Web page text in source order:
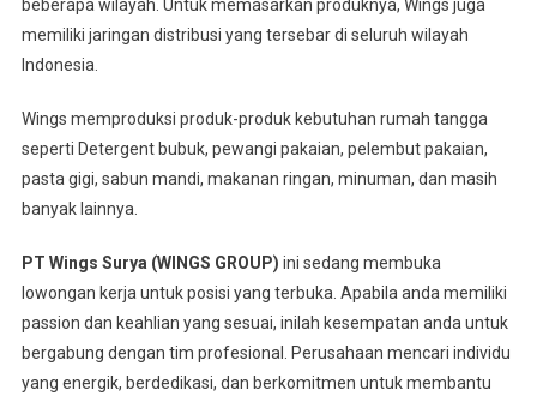
beberapa wilayah. Untuk memasarkan produknya, Wings juga
memiliki jaringan distribusi yang tersebar di seluruh wilayah
Indonesia.
Wings memproduksi produk-produk kebutuhan rumah tangga
seperti Detergent bubuk, pewangi pakaian, pelembut pakaian,
pasta gigi, sabun mandi, makanan ringan, minuman, dan masih
banyak lainnya.
PT Wings Surya (WINGS GROUP) ini sedang membuka
lowongan kerja untuk posisi yang terbuka. Apabila anda memiliki
passion dan keahlian yang sesuai, inilah kesempatan anda untuk
bergabung dengan tim profesional. Perusahaan mencari individu
yang energik, berdedikasi, dan berkomitmen untuk membantu